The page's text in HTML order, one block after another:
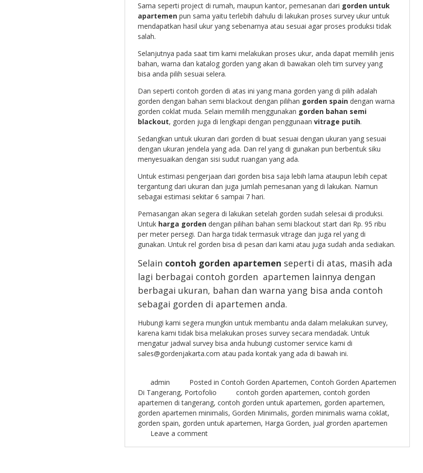
Sama seperti project di rumah, maupun kantor, pemesanan dari gorden untuk
apartemenpun sama yaitu terlebih dahulu di lakukan proses survey ukur untuk
mendapatkan hasil ukur yang sebenarnya atau sesuai agar proses produksi tidak
salah.
Selanjutnya pada saat tim kami melakukan proses ukur, anda dapat memilih jenis
bahan, warna dan katalog gorden yang akan di bawakan oleh tim survey yang
bisa anda pilih sesuai selera.
Dan seperti contoh gorden di atas ini yang mana gorden yang di pilih adalah
gorden dengan bahan semi blackout dengan pilihan gorden spaindengan warna
gorden coklat muda. Selain memilih menggunakan gorden bahan semi
blackout, gorden juga di lengkapi dengan penggunaan vitrage putih.
Sedangkan untuk ukuran dari gorden di buat sesuai dengan ukuran yang sesuai
dengan ukuran jendela yang ada. Dan rel yang di gunakan pun berbentuk siku
menyesuaikan dengan sisi sudut ruangan yang ada.
Untuk estimasi pengerjaan dari gorden bisa saja lebih lama ataupun lebih cepat
tergantung dari ukuran dan juga jumlah pemesanan yang di lakukan. Namun
sebagai estimasi sekitar 6 sampai 7 hari.
Pemasangan akan segera di lakukan setelah gorden sudah selesai di produksi.
Untuk harga gordendengan pilihan bahan semi blackout start dari Rp. 95 ribu
per meter persegi. Dan harga tidak termasuk vitrage dan juga rel yang di
gunakan. Untuk rel gorden bisa di pesan dari kami atau juga sudah anda sediakan.
Selain contoh gorden apartemen seperti di atas, masih ada
lagi berbagai contoh gorden apartemen lainnya dengan
berbagai ukuran, bahan dan warna yang bisa anda contoh
sebagai gorden di apartemen anda.
Hubungi kami segera mungkin untuk membantu anda dalam melakukan survey,
karena kami tidak bisa melakukan proses survey secara mendadak. Untuk
mengatur jadwal survey bisa anda hubungi customer service kami di
sales@gordenjakarta.com atau pada kontak yang ada di bawah ini.
admin Posted in Contoh Gorden Apartemen, Contoh Gorden Apartemen
Di Tangerang, Portofolio contoh gorden apartemen, contoh gorden
apartemen di tangerang, contoh gorden untuk apartemen, gorden apartemen,
gorden apartemen minimalis, Gorden Minimalis, gorden minimalis warna coklat,
gorden spain, gorden untuk apartemen, Harga Gorden, jual grorden apartemen
Leave a comment